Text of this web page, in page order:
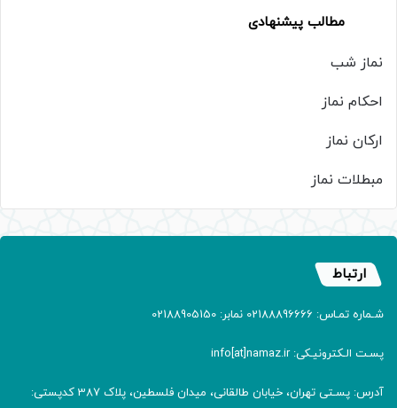
مطالب پیشنهادی
نماز شب
احکام نماز
ارکان نماز
مبطلات نماز
ارتباط
شـماره تمـاس: 02188896666 نمابر: 02188905150
پسـت الـکترونیـکی: info[at]namaz.ir
آدرس: پسـتی تهران، خیابان طالقانی، میدان فلسطین، پلاک 387 کدپستی: